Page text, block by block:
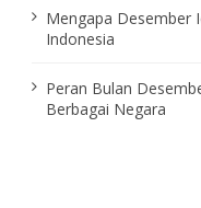
Mengapa Desember
Indonesia
Peran Bulan
Berbagai Negara